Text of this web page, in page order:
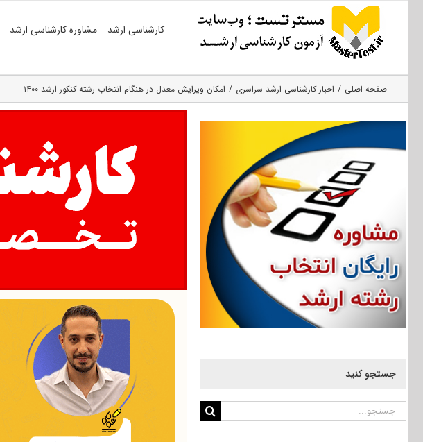
کارشناسی ارشد مشاوره کارشناسی ارشد
صفحه اصلی اخبار کارشناسی ارشد سراسری امکان ویرایش معدل در هنگام انتخاب رشته کنکور ارشد ۱۴۰۰
جستجو کنید
جستجو